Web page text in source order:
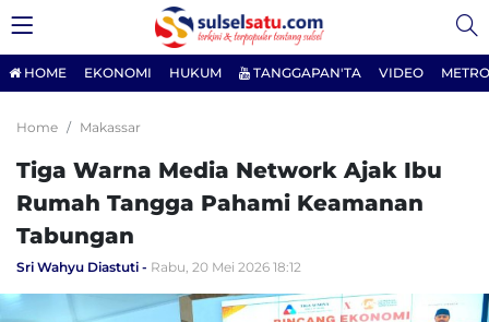
HOME EKONOMI HUKUM TANGGAPAN'TA VIDEO
Home Makassar
Tiga Warna Media Network Ajak Ibu
Rumah Tangga Pahami Keamanan
Tabungan
Sri Wahyu Diastuti Rabu, 20 Mei 2026 18:12